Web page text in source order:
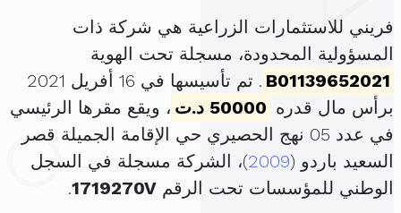
فريني للاستثمارات الزراعية هي شركة ذات
المسؤولية المحدودة، مسجلة تحت الهوية
B01139652021
. تم تأسيسها في 16 أفريل 2021
برأس مال قدره 50000 د.ت
، ويقع مقرها الرئيسي
في عدد 05 نهج الحصيري حي الإقامة الجميلة قصر
السعيد باردو (2009)، الشركة مسجلة في السجل
الوطني للمؤسسات تحت الرقم 1719270V
.